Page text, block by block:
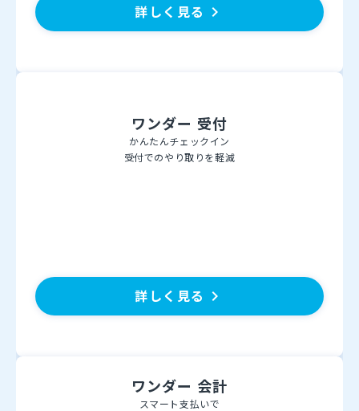
詳しく見る keyboard_arrow_right
ワンダー 受付
かんたんチェックイン
受付でのやり取りを軽減
詳しく見る keyboard_arrow_right
ワンダー 会計
スマート支払いで